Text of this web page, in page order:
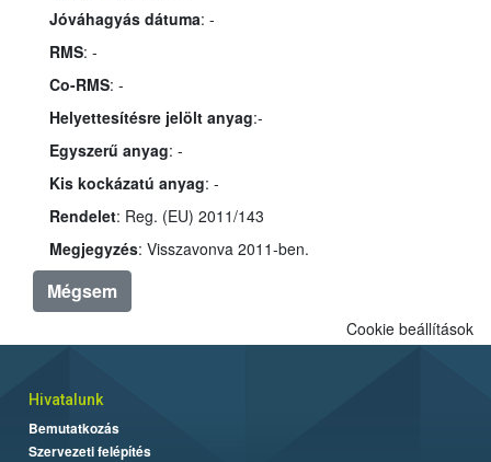
Jóváhagyás dátuma: -
RMS: -
Co-RMS: -
Helyettesítésre jelölt anyag:-
Egyszerű anyag: -
Kis kockázatú anyag: -
Rendelet: Reg. (EU) 2011/143
Megjegyzés: Visszavonva 2011-ben.
Mégsem
Cookie beállítások
Hivatalunk
Bemutatkozás
Szervezeti felépítés